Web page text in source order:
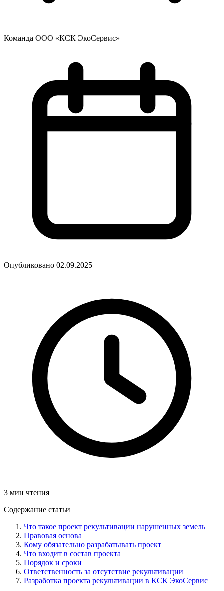
Команда ООО «КСК ЭкоСервис»
Опубликовано 02.09.2025
3 мин чтения
Содержание статьи
Что такое проект рекультивации нарушенных земель
Правовая основа
Кому обязательно разрабатывать проект
Что входит в состав проекта
Порядок и сроки
Ответственность за отсутствие рекультивации
Разработка проекта рекультивации в КСК ЭкоСервис